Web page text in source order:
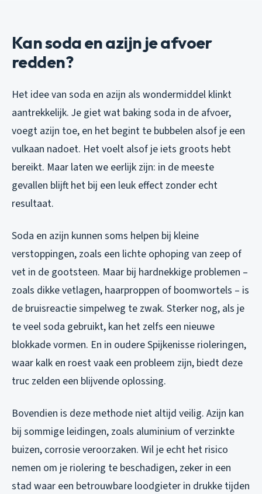
Kan soda en azijn je afvoer
redden?
Het idee van soda en azijn als wondermiddel klinkt
aantrekkelijk. Je giet wat baking soda in de afvoer,
voegt azijn toe, en het begint te bubbelen alsof je een
vulkaan nadoet. Het voelt alsof je iets groots hebt
bereikt. Maar laten we eerlijk zijn: in de meeste
gevallen blijft het bij een leuk effect zonder echt
resultaat.
Soda en azijn kunnen soms helpen bij kleine
verstoppingen, zoals een lichte ophoping van zeep of
vet in de gootsteen. Maar bij hardnekkige problemen –
zoals dikke vetlagen, haarproppen of boomwortels – is
de bruisreactie simpelweg te zwak. Sterker nog, als je
te veel soda gebruikt, kan het zelfs een nieuwe
blokkade vormen. En in oudere Spijkenisse rioleringen,
waar kalk en roest vaak een probleem zijn, biedt deze
truc zelden een blijvende oplossing.
Bovendien is deze methode niet altijd veilig. Azijn kan
bij sommige leidingen, zoals aluminium of verzinkte
buizen, corrosie veroorzaken. Wil je echt het risico
nemen om je riolering te beschadigen, zeker in een
stad waar een betrouwbare loodgieter in drukke tijden